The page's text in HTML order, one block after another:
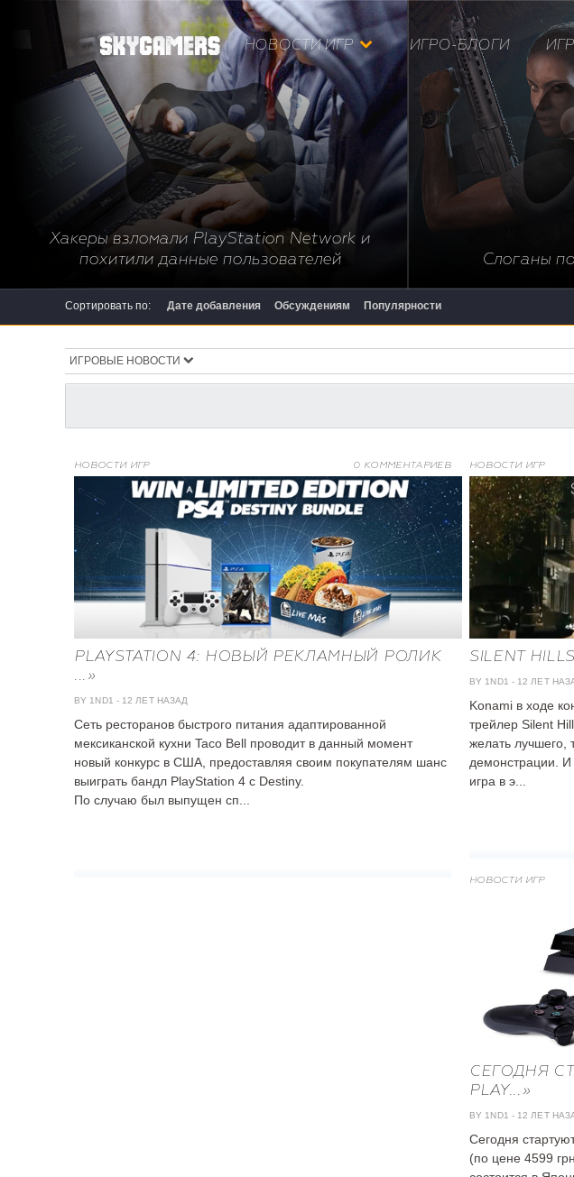
НОВОСТИ ИГР ИГРО-БЛОГИ
Хакеры взломали PlayStation Network и
похитили данные пользователей
Слоганы
Сортировать по: Дате добавления Обсуждениям Популярности
ИГРОВЫЕ НОВОСТИ
НОВОСТИ ИГР 0 КОММЕНТАРИЕВ
PLAYSTATION 4: НОВЫЙ РЕКЛАМНЫЙ РОЛИК
...»
BY 1ND1 - 12 ЛЕТ НАЗАД
Сеть ресторанов быстрого питания адаптированной
мексиканской кухни Taco Bell проводит в данный момент
новый конкурс в США, предоставляя своим покупателям шанс
выиграть бандл PlayStation 4 с Destiny.
По случаю был выпущен сп...
НОВОСТИ ИГР
SILENT
BY 1ND1 - 12 ЛЕТ
Konami в ходе
трейлер Silent
желать лучшего,
демонстрации. И
игра в э...
НОВОСТИ ИГР
СЕГОДНЯ
PLAY...»
BY 1ND1 - 12 ЛЕТ
Cегодня
(по цене 4599